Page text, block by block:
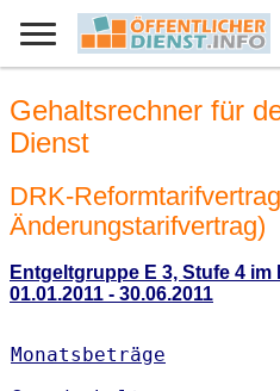
Gehaltsrechner für
Dienst
DRK-
Änderungstarifvertrag)
Entgeltgruppe E 3, Stufe 4 im
01.01.2011 - 30.06.2011
Monatsbeträge